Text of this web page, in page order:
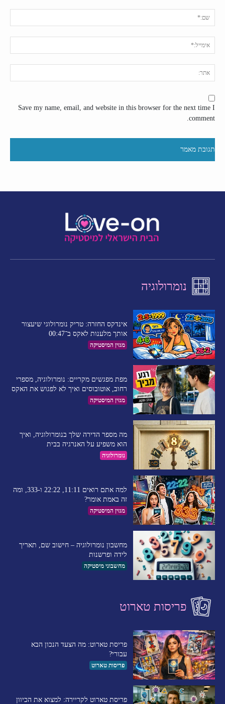
Save my name, email, and website in this browser for the next time I
comment.
נומרולוגיה
אינדקס החזרה: טריק נומרולוגי שיעצור
אותך מלענות לאקס ב־00:47
מגזין המיסטיקה
מפת מפגשים מקריים: נומרולוגיה, מספרי
רחוב, אוטובוסים ואיך לא לפגוש את האקס
מגזין המיסטיקה
מה מספר הדירה שלך בנומרולוגיה, ואיך
הוא משפיע על האנרגיה בבית
נומרולוגיה
למה אתם רואים 11:11, 22:22 ו-333, ומה
זה באמת אומר?
מגזין המיסטיקה
מחשבון נומרולוגיה – חישוב שם, תאריך
לידה ופרשנות
מחשבוני מיסטיקה
פריסות טארוט
פריסת טארוט: מה הצעד הנכון הבא
עבורי?
פריסות טארוט
פריסת טארוט לקריירה: למצוא את הכיוון